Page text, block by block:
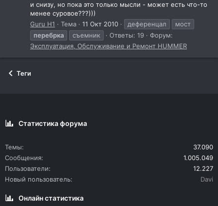
и снизу, но пока это только мысли - может есть что-то
менее суровое???)))
Guru H1
Тема 11 Окт 2010 деференцал
мост
перебрка
съемник Ответы: 19
Форум:
Эксплуатация, Обслуживание и Ремонт HUMMER
Теги
Статистика форума
Темы
37.090
Сообщения
1.005.049
Пользователи
12.227
Новый пользователь
Davi
Онлайн статистика